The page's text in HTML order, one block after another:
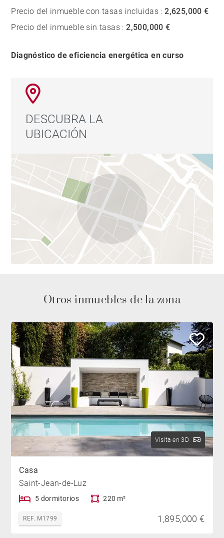
Precio del inmueble con tasas incluidas :2,625,000 €
Precio del inmueble sin tasas :2,500,000 €
Diagnóstico de eficiencia energética en curso
DESCUBRA LA
UBICACIÓN
Otros inmuebles de la zona
Visita en 3D
Casa
Saint-Jean-de-Luz
5 dormitorios 220 m²
REF. M1799 1,895,000 €